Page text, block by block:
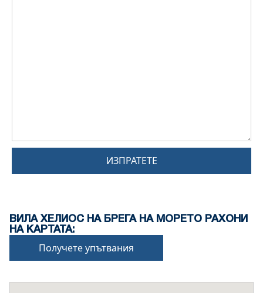
ИЗПРАТЕТЕ
ВИЛА ХЕЛИОС НА БРЕГА НА МОРЕТО РАХОНИ
НА КАРТАТА:
Получете упътвания